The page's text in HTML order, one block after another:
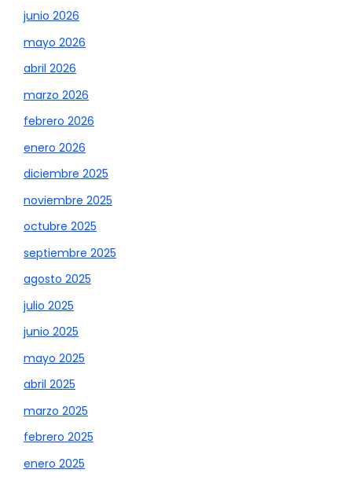
junio 2026
mayo 2026
abril 2026
marzo 2026
febrero 2026
enero 2026
diciembre 2025
noviembre 2025
octubre 2025
septiembre 2025
agosto 2025
julio 2025
junio 2025
mayo 2025
abril 2025
marzo 2025
febrero 2025
enero 2025